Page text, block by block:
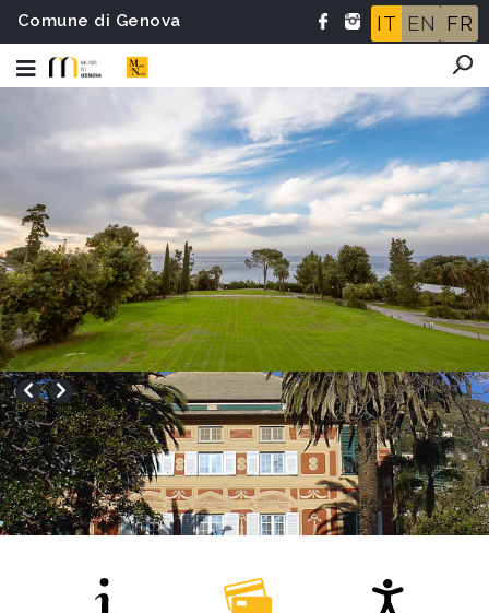
Comune di Genova IT EN FR
Il roseto di Nervi